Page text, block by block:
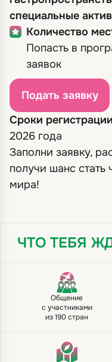
специальные
Количество
Попасть в
заявок
Подать заявку
Сроки регистрации
2026 года
Заполни заявку,
получи шанс
мира!
ЧТО ТЕБЯ
Общение
с участниками
из 190 стран